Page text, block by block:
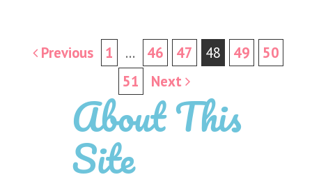
Post
navigation
Previous 1 … 46 47 48 49
50
51
Next
About This
Site